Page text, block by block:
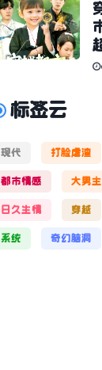
标签云
现代 打脸虐渣
都市情感 大男主
日久生情 穿越
系统 奇幻脑洞